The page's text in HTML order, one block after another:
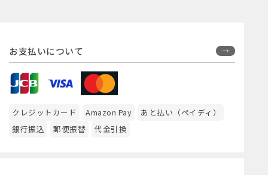
お支払いについて
クレジットカード Amazon Pay
あと払い（ペイディ）
銀行振込
郵便振替 代金引換